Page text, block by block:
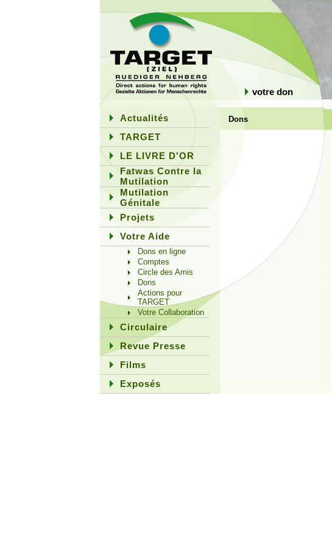
votre don
Actualités
TARGET
LE LIVRE D'OR
Fatwas Contre la
Mutilation
Mutilation
Génitale
Projets
Votre Aide
Dons en ligne
Comptes
Circle des Amis
Dons
Actions pour
TARGET
Votre Collaboration
Circulaire
Revue Presse
Films
Exposés
Dons